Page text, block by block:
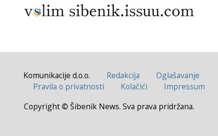
Komunikacije d.o.o. Redakcija
Oglašavanje
Pravila o privatnosti
Kolačići
Impressum
Copyright © Šibenik News. Sva prava pridržana.